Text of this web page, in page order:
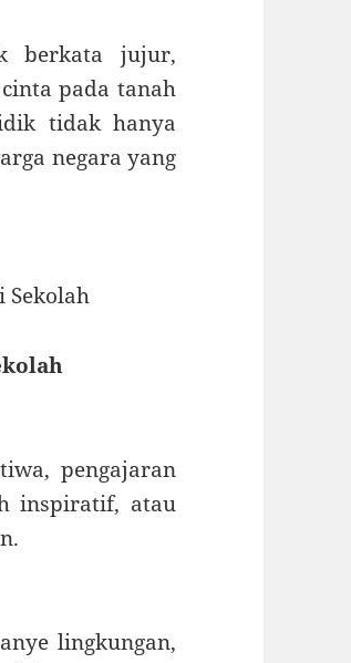
berkata jujur,
pada tanah
tidak hanya
negara yang
Sekolah
pengajaran
inspiratif, atau
lingkungan,